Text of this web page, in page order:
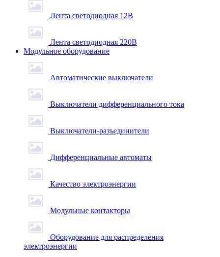
Лента светодиодная 12В
Лента светодиодная 220В
Модульное оборудование
Автоматические выключатели
Выключатели дифференциального тока
Выключатели-разъединители
Дифференциальные автоматы
Качество электроэнергии
Модульные контакторы
Оборудование для распределения
электроэнергии